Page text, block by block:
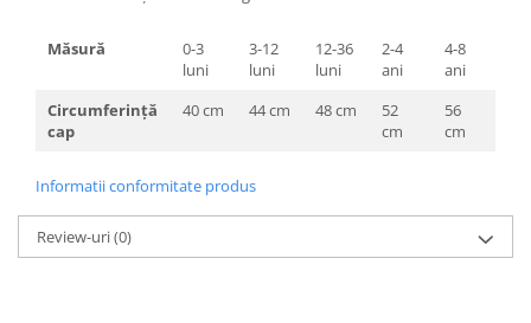
Măsură
0-3
luni
3-12
luni
12-36
luni
2-4
ani
4-8
ani
Circumferință
cap
40 cm 44 cm 48 cm
52
cm
56
cm
Informatii conformitate produs
Review-uri(0)